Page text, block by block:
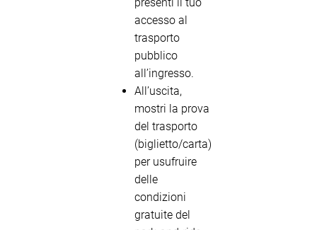
presenti il tuo
accesso al
trasporto
pubblico
all’ingresso.
All’uscita,
mostri la prova
del trasporto
(biglietto/carta)
per usufruire
delle
condizioni
gratuite del